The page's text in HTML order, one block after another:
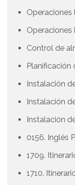
Operaciones
Operaciones
Control de
Planificación
Instalación
Instalación
Instalación
0156. Inglés
1709.
1710.